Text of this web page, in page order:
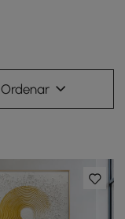
Ordenar